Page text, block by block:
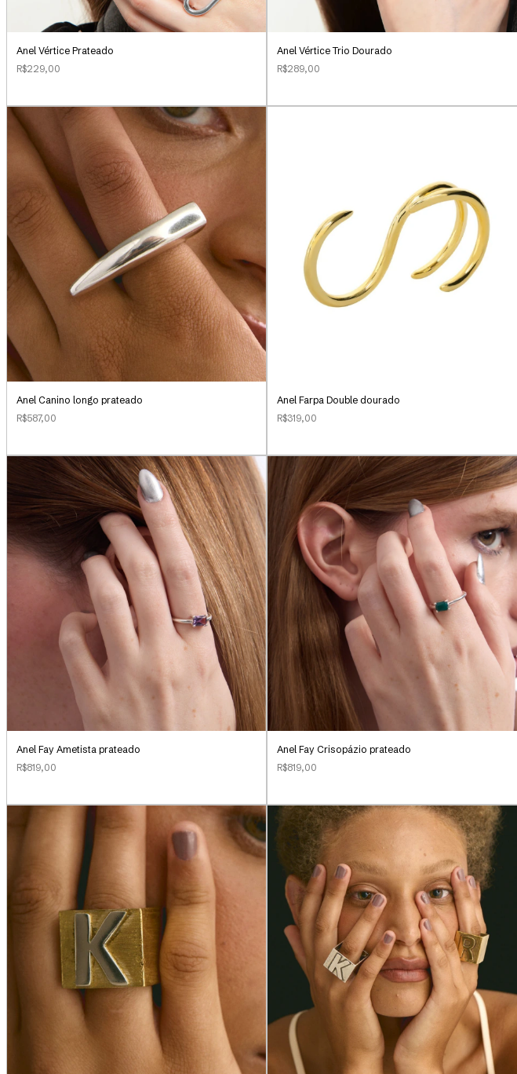
Anel Vértice Prateado
R$229,00
Anel Vértice Trio Dourado
R$289,00
Anel Canino longo prateado
R$587,00
Anel Farpa Double dourado
R$319,00
Anel Fay Ametista prateado
R$819,00
Anel Fay Crisopázio prateado
R$819,00